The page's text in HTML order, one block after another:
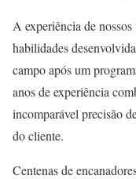
A experiência de
habilidades
campo após um
anos de experiência
incomparável precisão
do cliente.
Centenas de